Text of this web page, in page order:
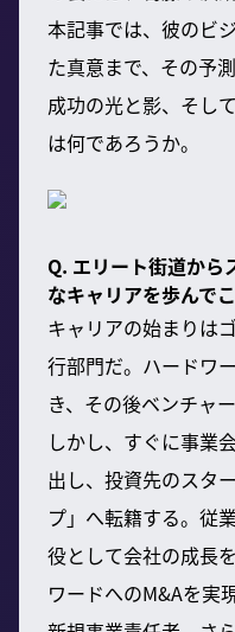
本記事では、彼のビ
た真意まで、その予
成功の光と影、そし
は何であろうか。
Q. エリート街道から
なキャリアを歩んで
キャリアの始まりは
行部門だ。ハードワ
き、その後ベンチャ
しかし、すぐに事業
出し、投資先のスタ
プ」へ転籍する。従
役として会社の成長
ワードへのM&Aを実